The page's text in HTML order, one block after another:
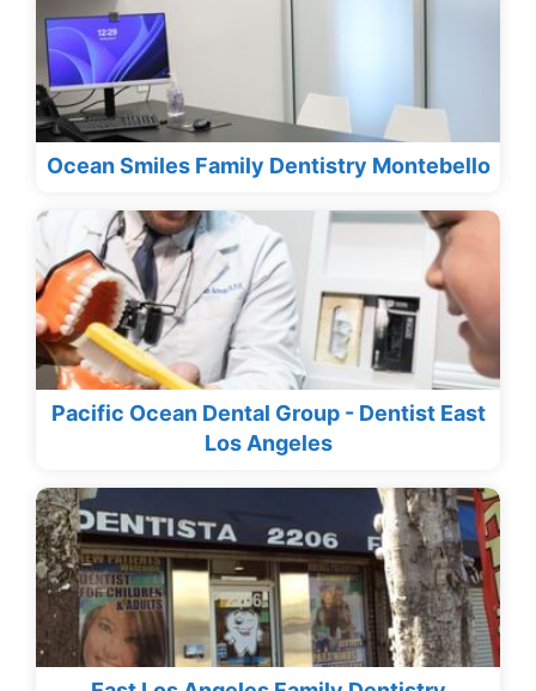
Ocean Smiles Family Dentistry Montebello
Pacific Ocean Dental Group - Dentist East
Los Angeles